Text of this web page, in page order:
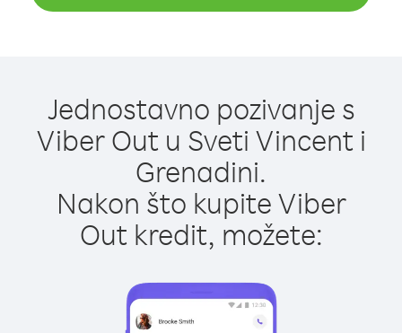
Jednostavno pozivanje s
Viber Out u Sveti Vincent i
Grenadini.
Nakon što kupite Viber
Out kredit, možete: